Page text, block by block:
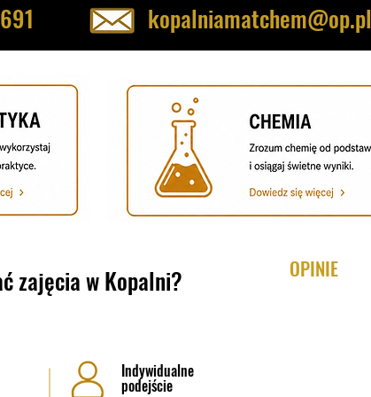
kopalniamatchem@op.pl
zajęcia w Kopalni?
Indywidualne
podejście
OPINIE